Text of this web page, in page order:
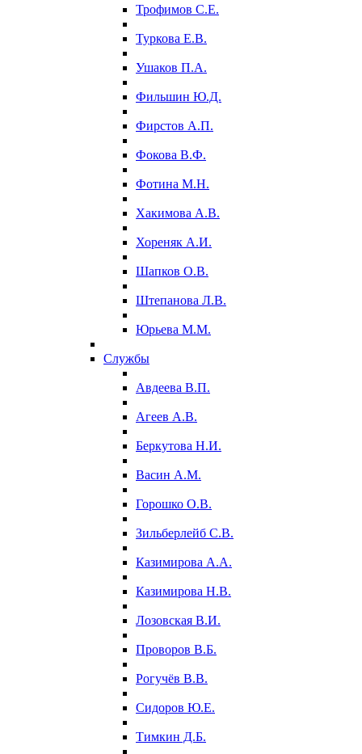
Трофимов С.Е.
Туркова Е.В.
Ушаков П.А.
Фильшин Ю.Д.
Фирстов А.П.
Фокова В.Ф.
Фотина М.Н.
Хакимова А.В.
Хореняк А.И.
Шапков О.В.
Штепанова Л.В.
Юрьева М.М.
Службы
Авдеева В.П.
Агеев А.В.
Беркутова Н.И.
Васин А.М.
Горошко О.В.
Зильберлейб С.В.
Казимирова А.А.
Казимирова Н.В.
Лозовская В.И.
Проворов В.Б.
Рогучёв В.В.
Сидоров Ю.Е.
Тимкин Д.Б.